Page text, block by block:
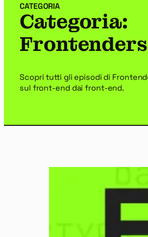
CATEGORIA
Categoria:
Frontenders
Scopri tutti gli episodi di
sul front-end dai front-end.